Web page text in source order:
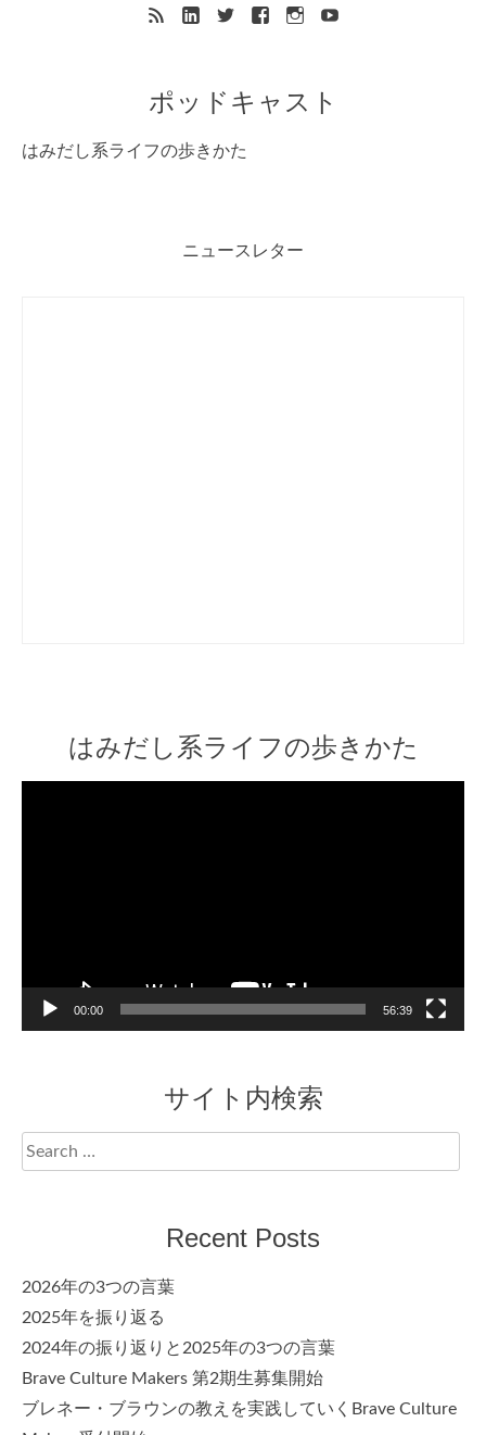
ポッドキャスト
はみだし系ライフの歩きかた
ニュースレター
はみだし系ライフの歩きかた
00:00 56:39
サイト内検索
Search
for:
Recent Posts
2026年の3つの言葉
2025年を振り返る
2024年の振り返りと2025年の3つの言葉
Brave Culture Makers 第2期生募集開始
ブレネー・ブラウンの教えを実践していくBrave Culture